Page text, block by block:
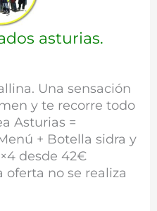
asturias.
Una sensación
y te recorre todo
Asturias =
+ Botella sidra y
desde 42€
oferta no se realiza